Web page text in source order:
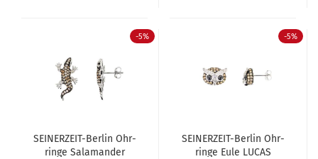
-5%
SEINERZEIT-​​Ber­lin Ohr­
rin­ge Sa­la­man­der
-5%
SEINERZEIT-​​Ber­lin Ohr­
rin­ge Eule LUCAS